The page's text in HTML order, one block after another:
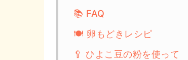
📚 FAQ
🍽️ 卵もどきレシピ
🥄 ひよこ豆の粉を使って